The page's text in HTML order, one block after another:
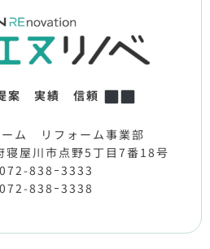
案 実績 信頼
ム リフォーム事業部
屋川市点野5丁目7番18号
838ｰ3333
838ｰ3338